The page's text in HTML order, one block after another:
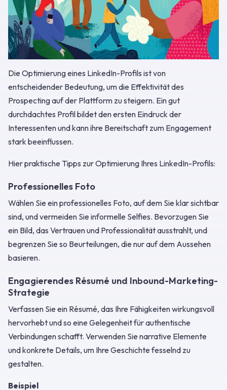
Die Optimierung eines LinkedIn-Profils ist von
entscheidender Bedeutung, um die Effektivität des
Prospecting auf der Plattform zu steigern. Ein gut
durchdachtes Profil bildet den ersten Eindruck der
Interessenten und kann ihre Bereitschaft zum Engagement
stark beeinflussen.
Hier praktische Tipps zur Optimierung Ihres LinkedIn-Profils:
Professionelles Foto
Wählen Sie ein professionelles Foto, auf dem Sie klar sichtbar
sind, und vermeiden Sie informelle Selfies. Bevorzugen Sie
ein Bild, das Vertrauen und Professionalität ausstrahlt, und
begrenzen Sie so Beurteilungen, die nur auf dem Aussehen
basieren.
Engagierendes Résumé und Inbound-Marketing-
Strategie
Verfassen Sie ein Résumé, das Ihre Fähigkeiten wirkungsvoll
hervorhebt und so eine Gelegenheit für authentische
Verbindungen schafft. Verwenden Sie narrative Elemente
und konkrete Details, um Ihre Geschichte fesselnd zu
gestalten.
Beispiel